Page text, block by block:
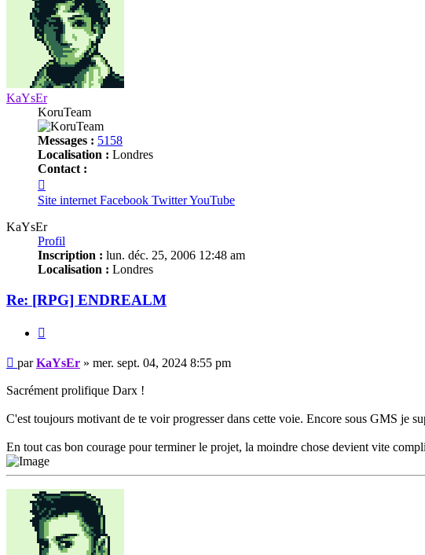
KaYsEr
KoruTeam
Messages : 5158
Localisation : Londres
Contact :
KaYsEr
Site internet Facebook TwitterYouTube
KaYsEr
Profil
Inscription : lun. déc. 25, 2006 12:48 am
Localisation : Londres
Re: [RPG] ENDREALM
Message
non
lu
parKaYsEr » mer. sept. 04, 2024 8:55 pm
Sacrément prolifique Darx !
C'est toujours motivant de te voir progresser dans cette voie. Encore sous GMS je
En tout cas bon courage pour terminer le projet, la moindre chose devient vite
Haut